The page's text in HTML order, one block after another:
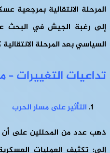
المرحلة الانتقالية بمرجعية
إلى رغبة الجيش في البحث
السياسي بعد المرحلة
تداعيات التغييرات
التأثير على مسار الحرب
ذهب عدد من المحللين على أن